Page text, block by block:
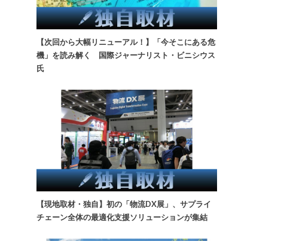
【次回から大幅リニューアル！】「今そこにある危
機」を読み解く 国際ジャーナリスト・ビニシウス
氏
【現地取材・独自】初の「物流DX展」、サプライ
チェーン全体の最適化支援ソリューションが集結